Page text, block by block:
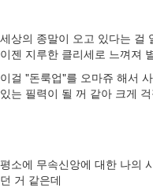
세상의 종말이 오고 있다는 걸
이젠 지루한 클리세로 느껴져
이걸 "돈룩업"를 오마쥬 해서
있는 필력이 될 꺼 같아 크게
평소에 무속신앙에 대한 나의
던 거 같은데